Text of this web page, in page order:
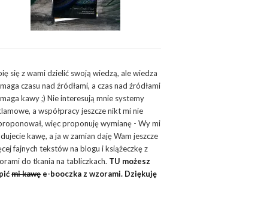
się z wami dzielić swoją wiedzą, ale wiedza
czasu nad źródłami, a czas nad źródłami
kawy ;) Nie interesują mnie systemy
a współpracy jeszcze nikt mi nie
więc proponuję wymianę - Wy mi
kawę, a ja w zamian daję Wam jeszcze
fajnych tekstów na blogu i książeczkę z
do tkania na tabliczkach. TU możesz
mi kawęe-booczka z wzorami. Dziękuję